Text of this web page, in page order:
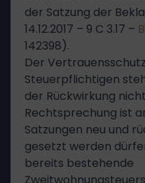
der Satzung der
14.12.2017 – 9 C 3.17 –
142398).
Der
Steuerpflichtigen
der Rückwirkung
Rechtsprechung ist
Satzungen neu und
gesetzt werden
bereits bestehende